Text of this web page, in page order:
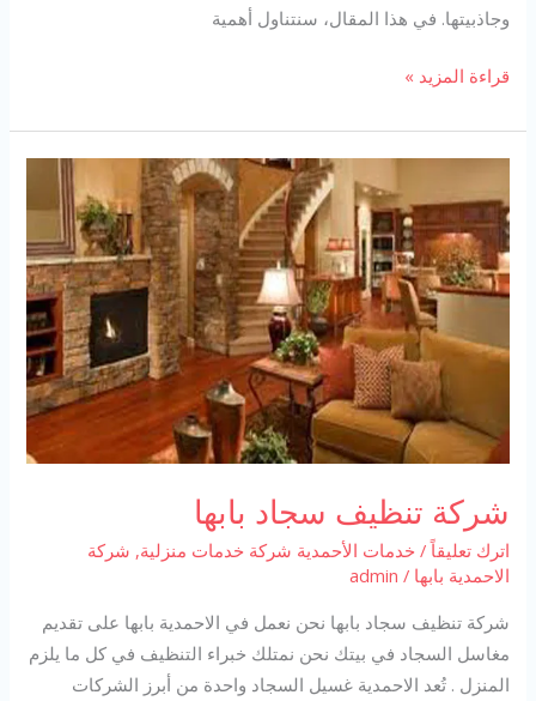
وجاذبيتها. في هذا المقال، سنتناول أهمية
شركة
موكيت
قراءة المزيد »
شركة تنظيف سجاد بابها
اترك تعليقاً / خدمات الأحمدية شركة خدمات منزلية, شركة
الاحمدية بابها /
admin
شركة تنظيف سجاد بابها نحن نعمل في الاحمدية بابها على تقديم
مغاسل السجاد في بيتك نحن نمتلك خبراء التنظيف في كل ما يلزم
المنزل . تُعد الاحمدية غسيل السجاد واحدة من أبرز الشركات